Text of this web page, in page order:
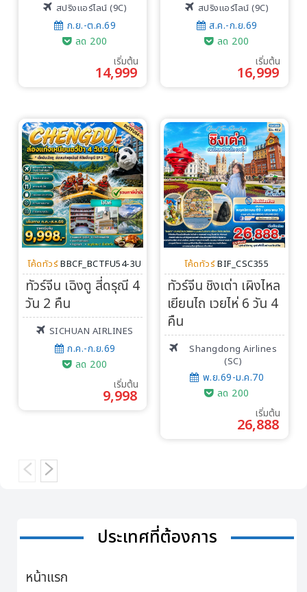
สปริงแอร์ไลน์ (9C)
ก.ย.-ต.ค.69
ลด 200
เริ่มต้น
14,999
สปริงแอร์ไลน์ (9C)
ส.ค.-ก.ย.69
ลด 200
เริ่มต้น
16,999
โค้ดทัวร์ BBCF_BCTFU54-3U
ทัวร์จีน เฉิงตู สี่ดรุณี 4
วัน 2 คืน
SICHUAN AIRLINES
ก.ค.-ก.ย.69
ลด 200
เริ่มต้น
9,998
โค้ดทัวร์ BIF_CSC355
ทัวร์จีน ชิงเต่า เผิงไหล
เยียนไถ เวยไห่ 6 วัน 4
คืน
Shangdong Airlines
(SC)
พ.ย.69-ม.ค.70
ลด 200
เริ่มต้น
26,888
ประเทศที่ต้องการ
หน้าแรก